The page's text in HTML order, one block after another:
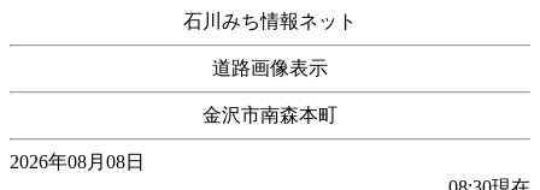
石川みち情報ネット
道路画像表示
金沢市南森本町
2026年08月08日